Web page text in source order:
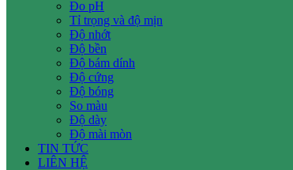
Đo pH
Tỉ trọng và độ mịn
Độ nhớt
Độ bền
Độ bám dính
Độ cứng
Độ bóng
So màu
Độ dày
Độ mài mòn
TIN TỨC
LIÊN HỆ